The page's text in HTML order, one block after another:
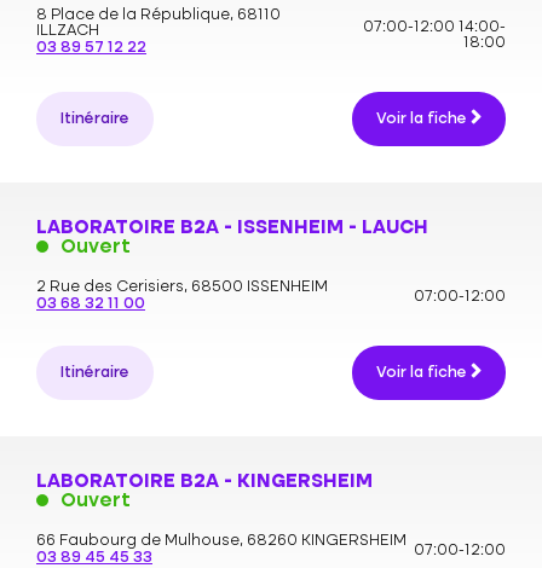
8 Place de la République, 68110
ILLZACH
03 89 57 12 22
07:00-12:00
14:00-
18:00
Itinéraire Voir la fiche
LABORATOIRE B2A - ISSENHEIM - LAUCH
Ouvert
2 Rue des Cerisiers, 68500 ISSENHEIM
03 68 32 11 00
07:00-12:00
Itinéraire Voir la fiche
LABORATOIRE B2A - KINGERSHEIM
Ouvert
66 Faubourg de Mulhouse, 68260 KINGERSHEIM
03 89 45 45 33
07:00-12:00